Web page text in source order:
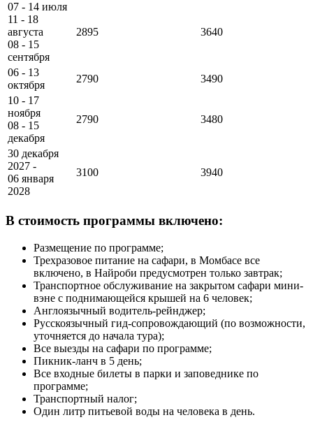
07 - 14 июля
11 - 18
августа
08 - 15
сентября
2895 3640
06 - 13
октября
2790
3490
10 - 17
ноября
08 - 15
декабря
2790 3480
30 декабря
2027 -
06 января
2028
3100 3940
В стоимость программы включено:
Размещение по программе;
Трехразовое питание на сафари, в Момбасе все
включено, в Найроби предусмотрен только завтрак;
Транспортное обслуживание на закрытом сафари мини-
вэне с поднимающейся крышей на 6 человек;
Англоязычный водитель-рейнджер;
Русскоязычный гид-сопровождающий (по возможности,
уточняется до начала тура);
Все выезды на сафари по программе;
Пикник-ланч в 5 день;
Все входные билеты в парки и заповеднике по
программе;
Транспортный налог;
Один литр питьевой воды на человека в день.